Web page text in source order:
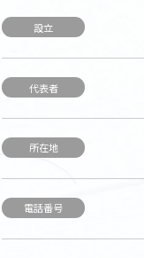
設立
代表者
所在地
電話番号